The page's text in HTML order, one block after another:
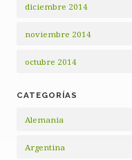
diciembre 2014
noviembre 2014
octubre 2014
CATEGORÍAS
Alemania
Argentina